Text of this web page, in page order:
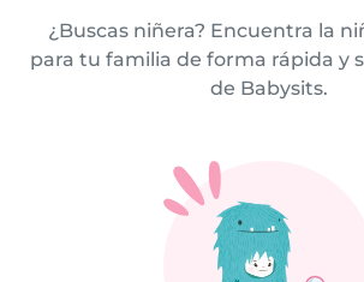
¿Buscas niñera? Encuentra la
para tu familia de forma rápida y
de Babysits.